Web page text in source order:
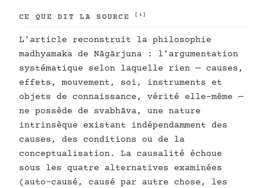
CE QUE DIT LA SOURCE [1]
L'article reconstruit la philosophie
madhyamaka de Nāgārjuna : l'argumentation
systématique selon laquelle rien — causes,
effets, mouvement, soi, instruments et
objets de connaissance, vérité elle-même —
ne possède de svabhāva, une nature
intrinsèque existant indépendamment des
causes, des conditions ou de la
conceptualisation. La causalité échoue
sous les quatre alternatives examinées
(auto-causé, causé par autre chose, les